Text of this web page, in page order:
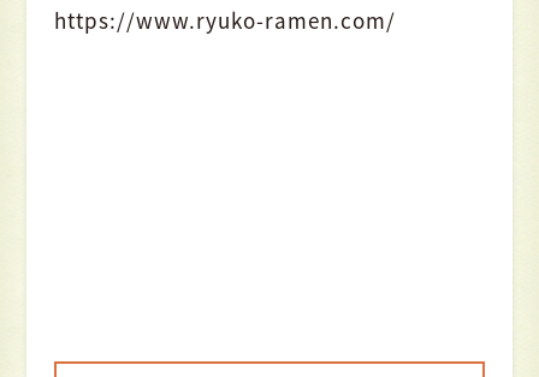
https://www.ryuko-ramen.com/